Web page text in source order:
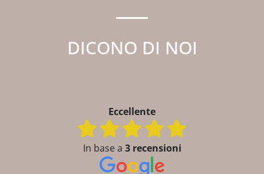
DICONO DI NOI
Eccellente
In base a 3 recensioni